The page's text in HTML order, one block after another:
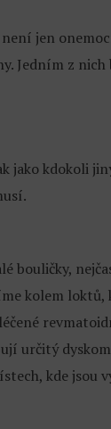
jen
Jedním z nich
jako kdokoli
bouličky,
kolem
určitý
kde jsou